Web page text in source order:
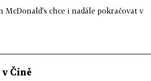
chce i nadále pokračovat v
Číně